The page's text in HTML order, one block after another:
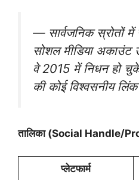
— सार्वजनिक स्रोतों
सोशल मीडिया अकाउंट
वे 2015 में निधन हो
की कोई विश्वसनीय
तालिका (Social Handle/
प्लेटफार्म